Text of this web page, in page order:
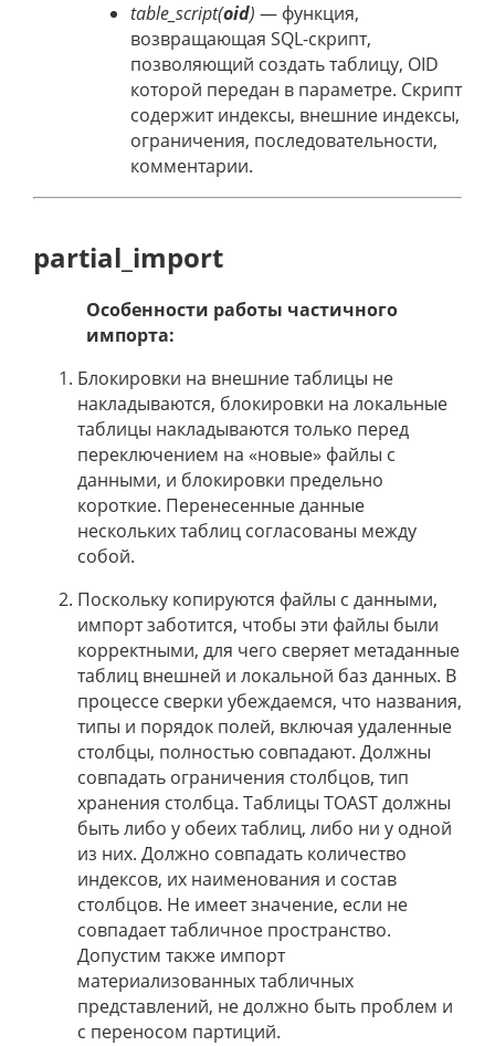
table_script(oid) — функция,
возвращающая SQL-скрипт,
позволяющий создать таблицу, OID
которой передан в параметре. Скрипт
содержит индексы, внешние индексы,
ограничения, последовательности,
комментарии.
partial_import
Особенности работы частичного
импорта:
Блокировки на внешние таблицы не
накладываются, блокировки на локальные
таблицы накладываются только перед
переключением на «новые» файлы с
данными, и блокировки предельно
короткие. Перенесенные данные
нескольких таблиц согласованы между
собой.
Поскольку копируются файлы с данными,
импорт заботится, чтобы эти файлы были
корректными, для чего сверяет метаданные
таблиц внешней и локальной баз данных. В
процессе сверки убеждаемся, что названия,
типы и порядок полей, включая удаленные
столбцы, полностью совпадают. Должны
совпадать ограничения столбцов, тип
хранения столбца. Таблицы TOAST должны
быть либо у обеих таблиц, либо ни у одной
из них. Должно совпадать количество
индексов, их наименования и состав
столбцов. Не имеет значение, если не
совпадает табличное пространство.
Допустим также импорт
материализованных табличных
представлений, не должно быть проблем и
с переносом партиций.